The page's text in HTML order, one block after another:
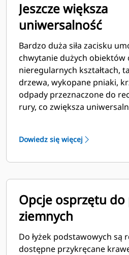
Jeszcze większa
uniwersalność
Bardzo duża siła zacisku
chwytanie dużych obiektów
nieregularnych kształtach,
drzewa, wykopane pniaki,
odpady przeznaczone do
rury, co zwiększa
Dowiedz się więcej
Opcje osprzętu do
ziemnych
Do łyżek podstawowych są
dostępne przykręcane